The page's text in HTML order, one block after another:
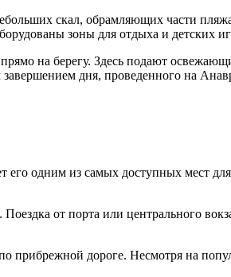
скал, обрамляющих части
зоны для отдыха и детских
на берегу. Здесь подают
завершением дня, проведенного на
его одним из самых доступных мест
. Поездка от порта или центрального
прибрежной дороге. Несмотря на